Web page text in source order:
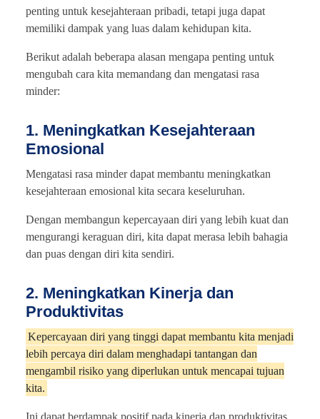
penting untuk kesejahteraan pribadi, tetapi juga dapat
memiliki dampak yang luas dalam kehidupan kita.
Berikut adalah beberapa alasan mengapa penting untuk
mengubah cara kita memandang dan mengatasi rasa
minder:
1. Meningkatkan Kesejahteraan
Emosional
Mengatasi rasa minder dapat membantu meningkatkan
kesejahteraan emosional kita secara keseluruhan.
Dengan membangun kepercayaan diri yang lebih kuat dan
mengurangi keraguan diri, kita dapat merasa lebih bahagia
dan puas dengan diri kita sendiri.
2. Meningkatkan Kinerja dan
Produktivitas
Kepercayaan diri yang tinggi dapat membantu kita menjadi
lebih percaya diri dalam menghadapi tantangan dan
mengambil risiko yang diperlukan untuk mencapai tujuan
kita.